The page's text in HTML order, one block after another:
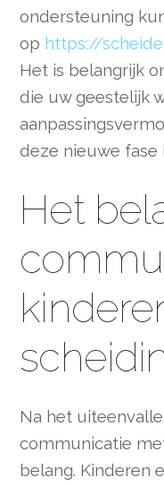
ondersteuning
op https://
Het is belangrijk
die uw geestelijk
deze nieuwe fase
Het
Na het
communicatie
belang. Kinderen